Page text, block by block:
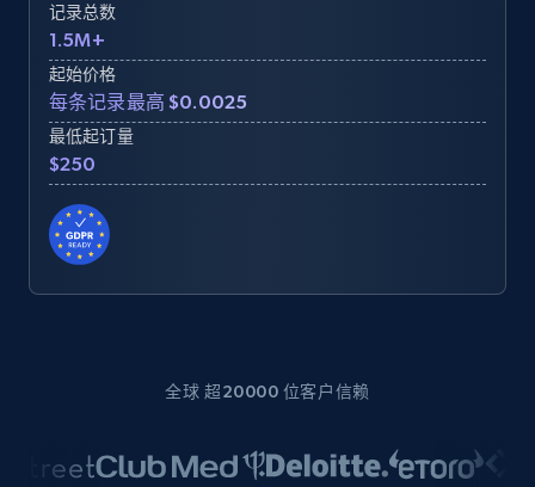
记录总数
1.5M+
起始价格
每条记录最高 $0.0025
最低起订量
$250
全球 超20000 位客户信赖